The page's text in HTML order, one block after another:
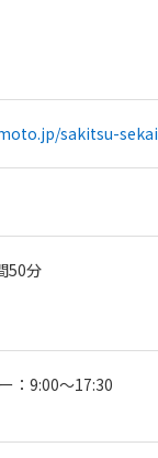
sakitsu-sekai
50分
：9:00～17:30